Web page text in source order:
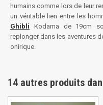
humains comme lors de leur
un véritable lien entre les
Ghibli
Kodama de 19cm
replonger dans les aventures
onirique.
14 autres produits